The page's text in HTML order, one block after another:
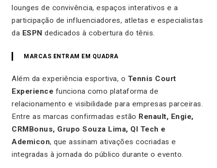
lounges de convivência, espaços interativos e a
participação de influenciadores, atletas e especialistas
da ESPN dedicados à cobertura do tênis.
MARCAS ENTRAM EM QUADRA
Além da experiência esportiva, o Tennis Court
Experience funciona como plataforma de
relacionamento e visibilidade para empresas parceiras.
Entre as marcas confirmadas estão Renault, Engie,
CRMBonus, Grupo Souza Lima, QI Tech e
Ademicon, que assinam ativações cocriadas e
integradas à jornada do público durante o evento.